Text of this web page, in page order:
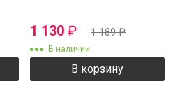
1 130 ₽ 1 189₽
В наличии
В корзину